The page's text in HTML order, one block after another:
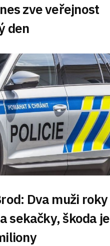
zve veřejnost
den
Dva muži roky
sekačky, škoda je